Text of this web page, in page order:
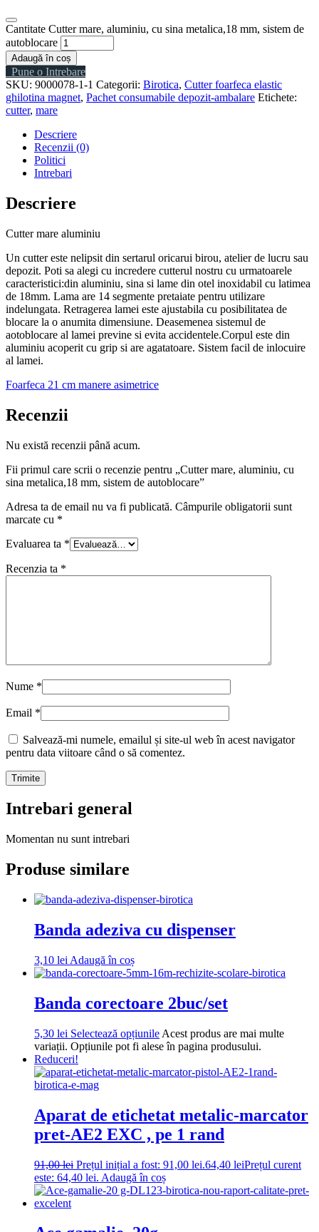
Cantitate Cutter mare, aluminiu, cu sina metalica,18 mm, sistem de
autoblocare
Adaugă în coș
Pune o Intrebare
SKU: 9000078-1-1 Categorii: Birotica, Cutter foarfeca elastic
ghilotina magnet, Pachet consumabile depozit-ambalare Etichete:
cutter, mare
Descriere
Recenzii (0)
Politici
Intrebari
Descriere
Cutter mare aluminiu
Un cutter este nelipsit din sertarul oricarui birou, atelier de lucru sau
depozit. Poti sa alegi cu incredere cutterul nostru cu urmatoarele
caracteristici:din aluminiu, sina si lame din otel inoxidabil cu latimea
de 18mm. Lama are 14 segmente pretaiate pentru utilizare
indelungata. Retragerea lamei este ajustabila cu posibilitatea de
blocare la o anumita dimensiune. Deasemenea sistemul de
aotoblocare al lamei previne si evita accidentele.Corpul este din
aluminiu acoperit cu grip si are agatatoare. Sistem facil de inlocuire
al lamei.
Foarfeca 21 cm manere asimetrice
Recenzii
Nu există recenzii până acum.
Fii primul care scrii o recenzie pentru „Cutter mare, aluminiu, cu
sina metalica,18 mm, sistem de autoblocare”
Adresa ta de email nu va fi publicată. Câmpurile obligatorii sunt
marcate cu *
Evaluarea ta *
Recenzia ta *
Nume *
Email *
Salvează-mi numele, emailul și site-ul web în acest navigator
pentru data viitoare când o să comentez.
Intrebari general
Momentan nu sunt intrebari
Produse similare
Banda adeziva cu dispenser
3,10 lei Adaugă în coș
Banda corectoare 2buc/set
5,30 lei Selectează opțiunile Acest produs are mai multe
variații. Opțiunile pot fi alese în pagina produsului.
Reduceri!
Aparat de etichetat metalic-marcator
pret-AE2 EXC , pe 1 rand
91,00lei Prețul inițial a fost: 91,00 lei.64,40 leiPrețul curent
este: 64,40 lei. Adaugă în coș